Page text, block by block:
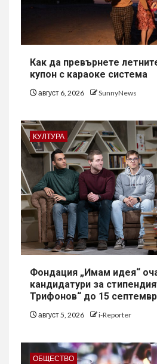
Как да превърнете
купон с караоке система
август 6, 2026 SunnyNews
КУЛТУРА
Фондация „Имам идея“
кандидатури за
Трифонов“ до 15
август 5, 2026 i-Reporter
ОБЩЕСТВО